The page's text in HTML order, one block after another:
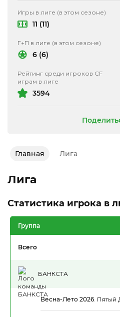
Игры в лиге (в этом сезоне)
11 (11)
Г+П в лиге (в этом сезоне)
6 (6)
Рейтинг среди игроков CF
играм в лиге
3594
Главная Лига
Лига
Статистика игрока в
Группа
Всего
БАНКСТА
Весна-Лето 2026. Пятый